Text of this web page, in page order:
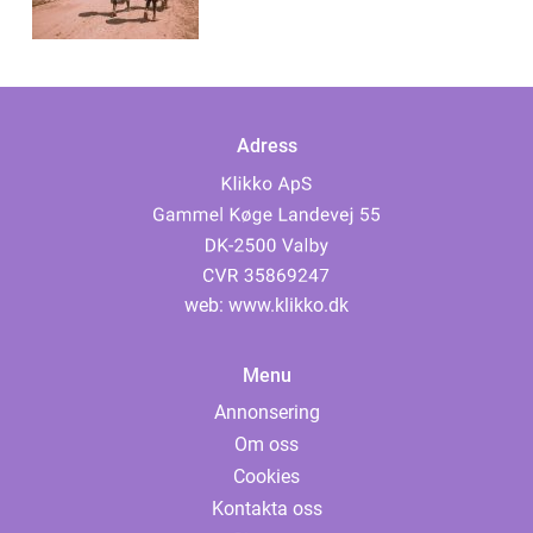
Adress
web: www.klikko.dk
Menu
Annonsering
Om oss
Cookies
Kontakta oss